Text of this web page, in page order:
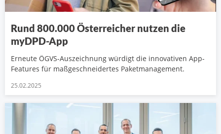
Rund 800.000 Österreicher nutzen die
myDPD-App
Erneute ÖGVS-Auszeichnung würdigt die innovativen App-
Features für maßgeschneidertes Paketmanagement.
25.02.2025